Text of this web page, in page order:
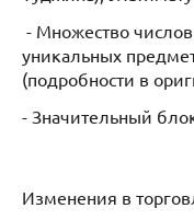
- Множество
уникальных
(подробности в
- Значительный
Изменения в